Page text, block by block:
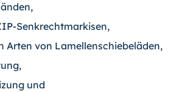
Senkrechtmarkisen,
Arten von Lamellenschiebeläden,
und